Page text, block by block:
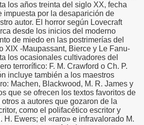
los años treinta del siglo XX, fecha
impuesta por la desaparición de
autor. El horror según Lovecraft
desde los inicios del moderno
de miedo en las postrimerías del
XIX -Maupassant, Bierce y Le Fanu-
los ocasionales cultivadores del
terrorífico: F. M. Crawford o Ch. P.
incluye también a los maestros
Machen, Blackwood, M. R. James y
que se ofrecen los textos favoritos de
otros a autores que gozaron de la
como el polifacético escritor y
H. Ewers; el «raro» e infravalorado M.